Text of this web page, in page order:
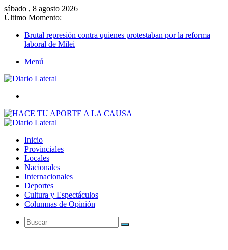
sábado , 8 agosto 2026
Último Momento:
Brutal represión contra quienes protestaban por la reforma
laboral de Milei
Menú
Inicio
Provinciales
Locales
Nacionales
Internacionales
Deportes
Cultura y Espectáculos
Columnas de Opinión
Buscar